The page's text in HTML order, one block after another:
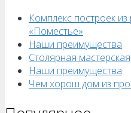
Комплекс построек
«Поместье»
Наши преимущества
Столярная мастерская
Наши преимущества
Чем хорош дом из